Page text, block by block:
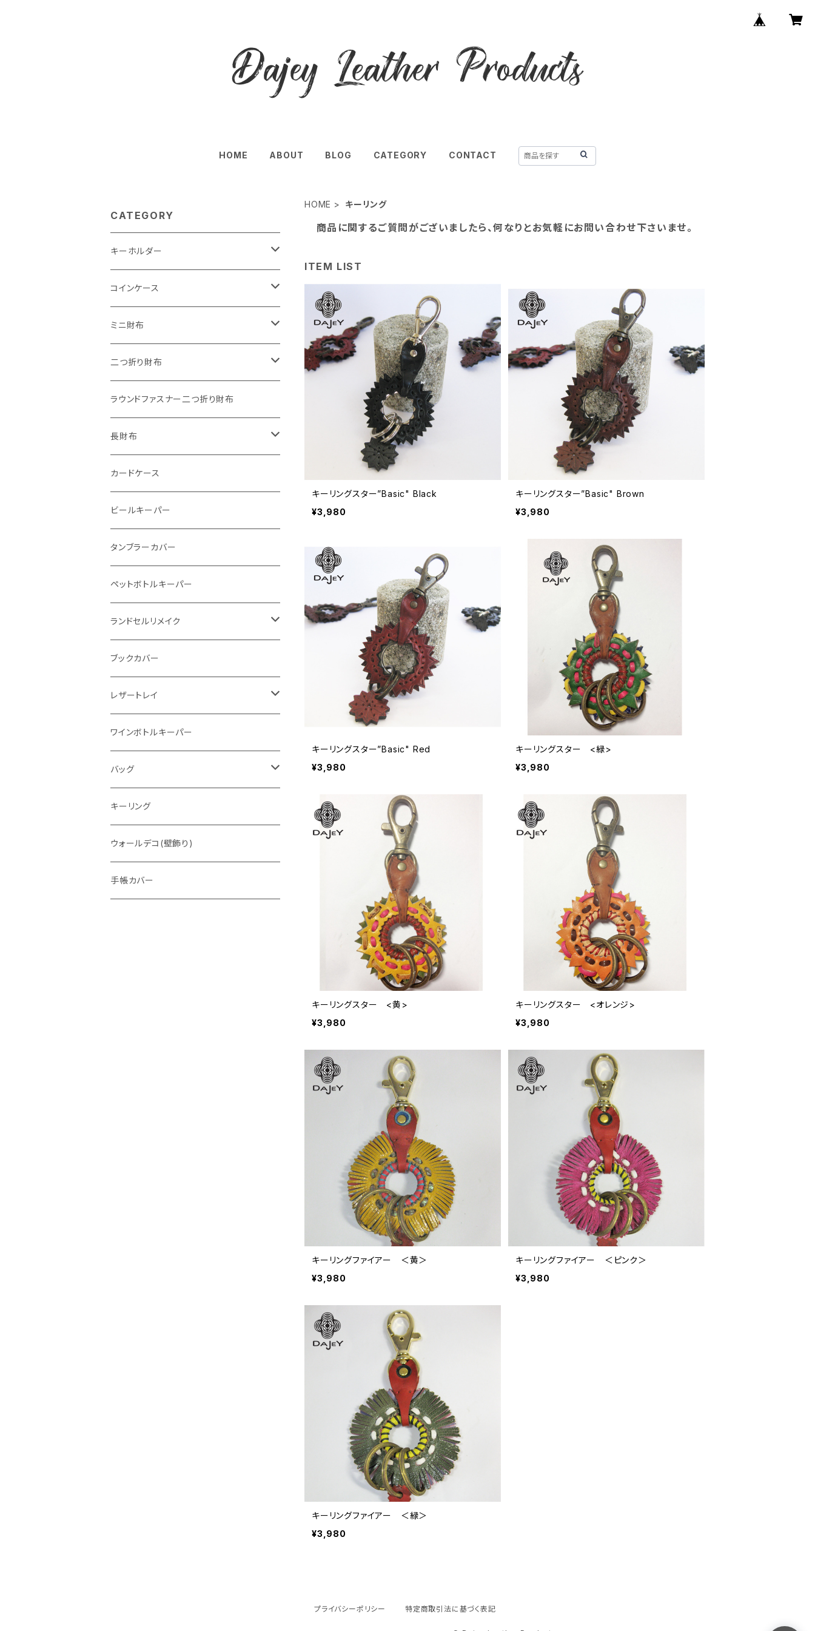
HOME ABOUT BLOG CATEGORY CONTACT
HOME キーリング
商品に関するご質問がございましたら、何なりとお気軽にお問い合わせ下さいませ。
ITEM LIST
キーリングスター”Basic" Black
¥3,980
キーリングスター”Basic" Brown
¥3,980
キーリングスター”Basic" Red
¥3,980
キーリングスター <緑>
¥3,980
キーリングスター <黄>
¥3,980
キーリングスター <オレンジ>
¥3,980
キーリングファイアー ＜黄＞
¥3,980
キーリングファイアー ＜ピンク＞
¥3,980
キーリングファイアー ＜緑＞
¥3,980
CATEGORY
キーホルダー
"子供の絵"キーホルダー
"餞別"キーホルダー
"うちの子"ペットキーホルダー
コインケース
ワンタッチコインケース ブライドルレザ
ー
ワンタッチコインケース ブッテーロ
ワンタッチコインケース 国産革
ファスナーコインケース
ミニ財布
"Jack"マイクロウォレット(三つ折り式)
"Ripper"マイクロウォレット(三つ折り
式)
二つ折り財布
"Basic"アートウォレット
番外編Basicアートウォレット (インポート革版)
スキニーウォレット
ストーンウォレット
メタルウォレット
インビジブルウォレット
イントレチャート 編み込みアートウォレッ
ト
"Crammy"L字フラップウォレット
"メッセージ"カリグラフィーウォレット
ラウンドファスナー二つ折り財布
長財布
折り財布
L字ファスナー
柔らか革財布
イントレチャート
ラウンドファスナー
カードケース
ビールキーパー
タンブラーカバー
ペットボトルキーパー
ランドセルリメイク
写真立て
ブックカバー
レザートレイ
番外編"Wave"
通常盤
ワインボトルキーパー
バッグ
トートバッグ
ウォレットバッグ
キーリング
ウォールデコ(壁飾り)
手帳カバー
プライバシーポリシー 特定商取引法に基づく表記